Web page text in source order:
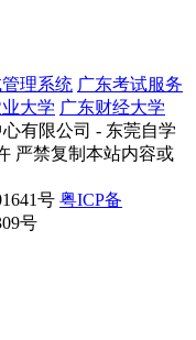
理系统 广东考试服务
大学 广东财经大学
有限公司 - 东莞自学
严禁复制本站内容或
号 粤ICP备
号